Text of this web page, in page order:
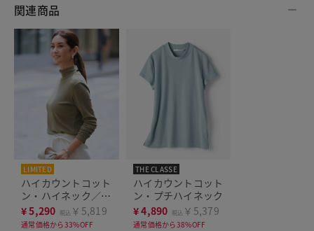
関連商品
LIMITED
ハイカウントコット
ン・ハイネック／長
袖
¥5,290 税込 ￥5,819
通常価格から33%OFF
THE CLASSE
ハイカウントコット
ン・プチハイネック
¥4,890 税込 ￥5,379
通常価格から38%OFF